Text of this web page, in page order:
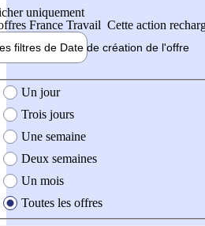
uniquement
France Travail Cette action
filtres de Date de création de l'offre
création de l'offre
Un jour
Trois jours
Une semaine
Deux semaines
Un mois
Toutes les offres